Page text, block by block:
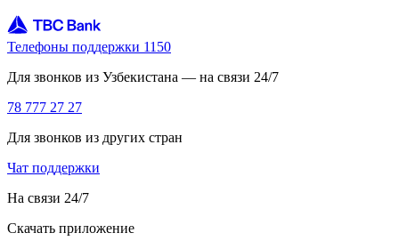
Телефоны поддержки 1150
Для звонков из Узбекистана — на связи 24/7
78 777 27 27
Для звонков из других стран
Чат поддержки
На связи 24/7
Скачать приложение